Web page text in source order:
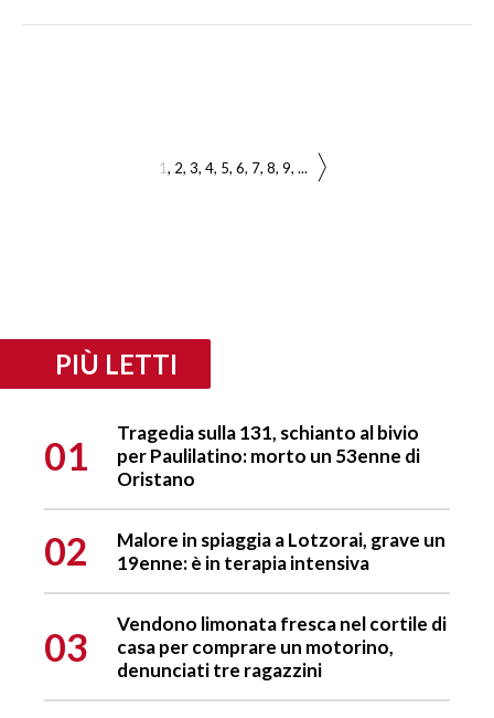
1 2 3 4 5 6 7 8 9 ...
PIÙ LETTI
01
Tragedia sulla 131, schianto al bivio
per Paulilatino: morto un 53enne di
Oristano
02
Malore in spiaggia a Lotzorai, grave un
19enne: è in terapia intensiva
03
Vendono limonata fresca nel cortile di
casa per comprare un motorino,
denunciati tre ragazzini